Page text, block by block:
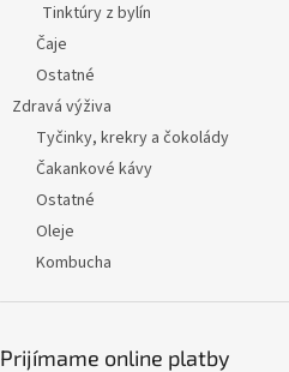
Tinktúry z bylín
Čaje
Ostatné
Zdravá výživa
Tyčinky, krekry a čokolády
Čakankové kávy
Ostatné
Oleje
Kombucha
Prijímame online platby